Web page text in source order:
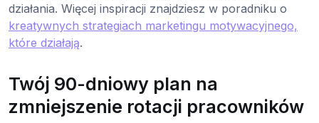
działania. Więcej inspiracji znajdziesz w poradniku o
kreatywnych strategiach marketingu motywacyjnego,
które działają.
Twój 90-dniowy plan na
zmniejszenie rotacji pracowników